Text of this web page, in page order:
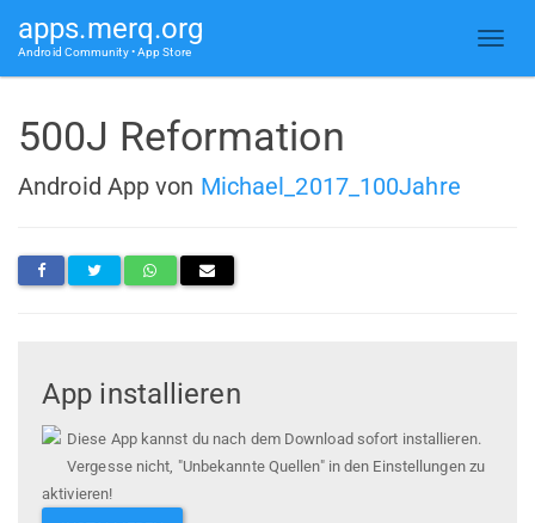
apps.merq.org
Android Community • App Store
500J Reformation
Android App von Michael_2017_100Jahre
App installieren
Diese App kannst du nach dem Download sofort installieren.
Vergesse nicht, "Unbekannte Quellen" in den Einstellungen zu
aktivieren!